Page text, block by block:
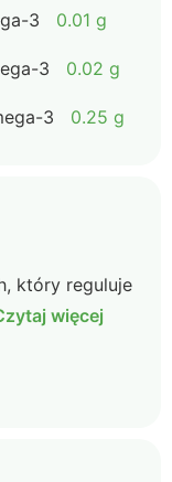
3 0.01 g
3 0.02 g
3 0.25 g
który reguluje
więcej